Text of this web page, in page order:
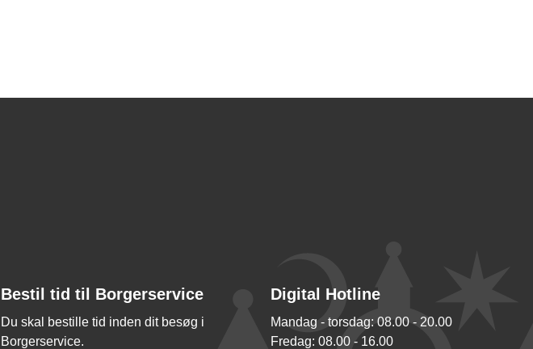
Bestil tid til Borgerservice
Du skal bestille tid inden dit besøg i
Borgerservice.
Digital Hotline
Mandag - torsdag: 08.00 - 20.00
Fredag: 08.00 - 16.00